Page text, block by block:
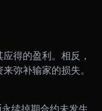
得的盈利。相反，
弥补输家的损失。